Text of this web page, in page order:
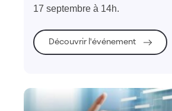
17 septembre à 14h.
Découvrir l'événement